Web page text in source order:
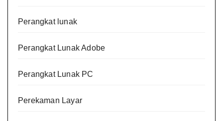
Perangkat lunak
Perangkat Lunak Adobe
Perangkat Lunak PC
Perekaman Layar